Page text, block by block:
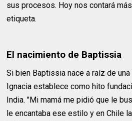
sus procesos. Hoy nos contará
etiqueta.
El nacimiento de Baptissia
Si bien Baptissia nace a raíz de
Ignacia establece como hito
India. "Mi mamá me pidió que le
le encantaba ese estilo y en Chile